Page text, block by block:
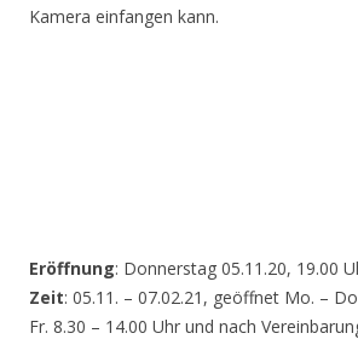
Kamera einfangen kann.
Eröffnung: Donnerstag 05.11.20, 19.00
Zeit: 05.11. – 07.02.21, geöffnet Mo. –
Fr. 8.30 – 14.00 Uhr und nach